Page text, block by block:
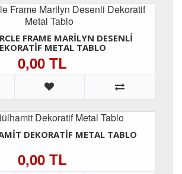
FRAME MARILYN DESENLI
METAL TABLO
0,00 TL
DEKORATIF METAL TABLO
0,00 TL